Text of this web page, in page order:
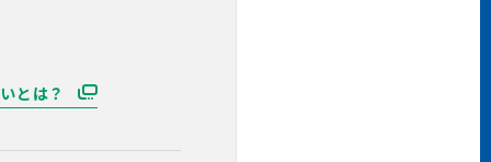
とは？